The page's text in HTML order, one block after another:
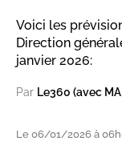
Voici les
Direction
janvier 2026:
Par Le360 (avec
Le 06/01/2026 à